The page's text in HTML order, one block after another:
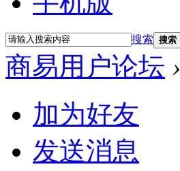
搜索 搜索
商易用户论坛 ›
加为好友
发送消息